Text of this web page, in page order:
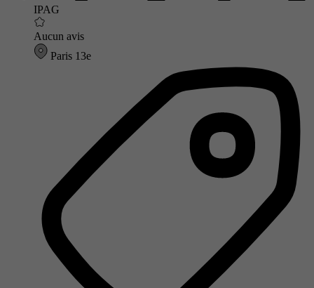
IPAG
Aucun avis
Paris 13e